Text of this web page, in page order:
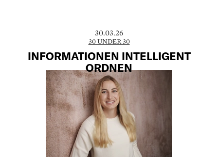
30.03.26
30 UNDER 30
INFORMATIONEN INTELLIGENT
ORDNEN